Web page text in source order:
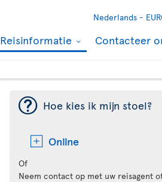
Nederlands -
Reisinformatie Contacteer
¯ Hoe kies ik mijn stoel?
Online
Of
Neem contact op met uw reisagent